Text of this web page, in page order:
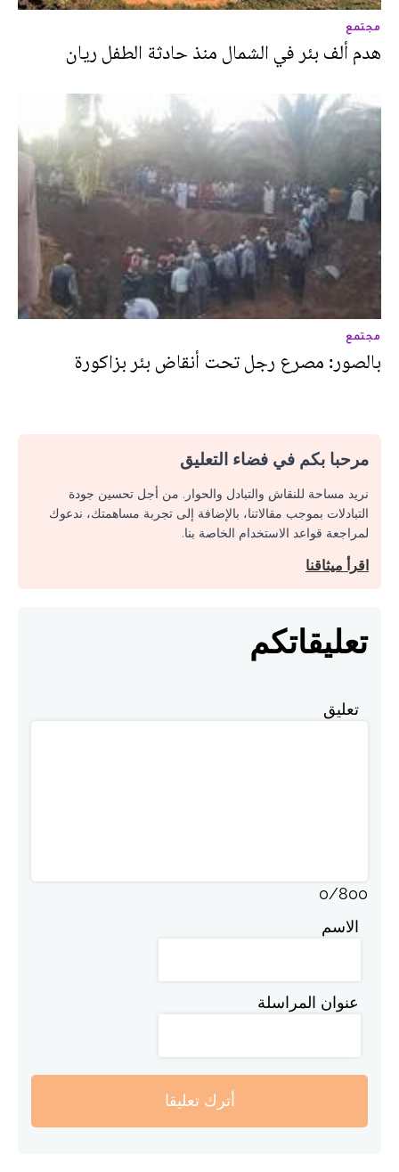
مجتمع
هدم ألف بئر في الشمال منذ حادثة الطفل ريان
مجتمع
بالصور: مصرع رجل تحت أنقاض بئر بزاكورة
مرحبا بكم في فضاء التعليق
نريد مساحة للنقاش والتبادل والحوار. من أجل تحسين جودة
التبادلات بموجب مقالاتنا، بالإضافة إلى تجربة مساهمتك، ندعوك
لمراجعة قواعد الاستخدام الخاصة بنا.
اقرأ ميثاقنا
تعليقاتكم
تعليق
0/800
الاسم
عنوان المراسلة
أترك تعليقا